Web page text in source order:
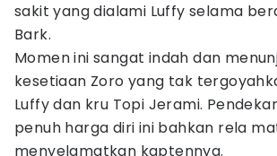
sakit yang dialami Luffy selama
Bark.
Momen ini sangat indah dan
kesetiaan Zoro yang tak
Luffy dan kru Topi Jerami.
penuh harga diri ini bahkan rela
menyelamatkan kaptennya.